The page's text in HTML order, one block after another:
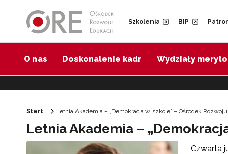
Szkolenia BIP
O nas Doskonalenie kadr Wydziały
Start Letnia Akademia – „Demokracja w szkole” – Ośrodek
Letnia Akademia –
Czwarta